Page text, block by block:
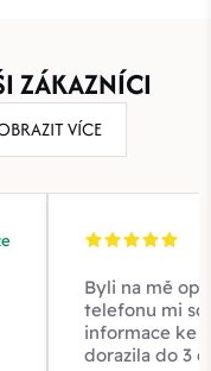
ZÁKAZNÍCI
VÍCE
Byli na mě
telefonu mi
informace ke
dorazila do 3